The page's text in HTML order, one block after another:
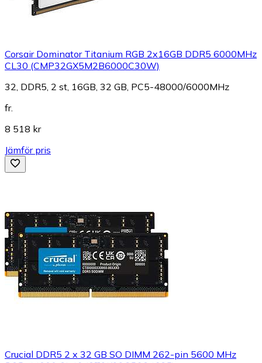
Corsair Dominator Titanium RGB 2x16GB DDR5 6000MHz
CL30 (CMP32GX5M2B6000C30W)
32, DDR5, 2 st, 16GB, 32 GB, PC5-48000/6000MHz
fr.
8 518 kr
Jämför pris
Crucial DDR5 2 x 32 GB SO DIMM 262-pin 5600 MHz